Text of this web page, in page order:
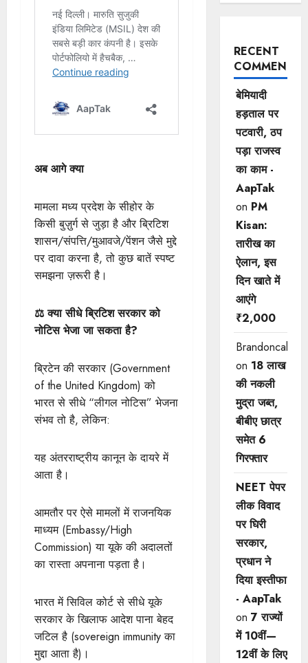
अब आगे क्या
मामला मध्य प्रदेश के सीहोर के
किसी बुज़ुर्ग से जुड़ा है और ब्रिटिश
शासन/संपत्ति/मुआवजे/पेंशन जैसे मुद्दे
पर दावा करना है, तो कुछ बातें स्पष्ट
समझना ज़रूरी है।
⚖️ क्या सीधे ब्रिटिश सरकार को
नोटिस भेजा जा सकता है?
ब्रिटेन की सरकार (Government
of the United Kingdom) को
भारत से सीधे “लीगल नोटिस” भेजना
संभव तो है, लेकिन:
यह अंतरराष्ट्रीय कानून के दायरे में
आता है।
आमतौर पर ऐसे मामलों में राजनयिक
माध्यम (Embassy/High
Commission) या यूके की अदालतों
का रास्ता अपनाना पड़ता है।
भारत में सिविल कोर्ट से सीधे यूके
सरकार के खिलाफ आदेश पाना बेहद
जटिल है (sovereign immunity का
मुद्दा आता है)।
RECENT
COMMENTS
बेमियादी
हड़ताल पर
पटवारी, ठप
पड़ा राजस्व
का काम -
AapTak
on PM
Kisan:
तारीख का
ऐलान, इस
दिन खाते में
आएंगे
₹2,000
Brandoncah
on 18 लाख
की नकली
मुद्रा जब्त,
बीबीए छात्र
समेत 6
गिरफ्तार
NEET पेपर
लीक विवाद
पर घिरी
सरकार,
प्रधान ने
दिया इस्तीफा
- AapTak
on 7 राज्यों
में 10वीं—
12वीं ​के लिए